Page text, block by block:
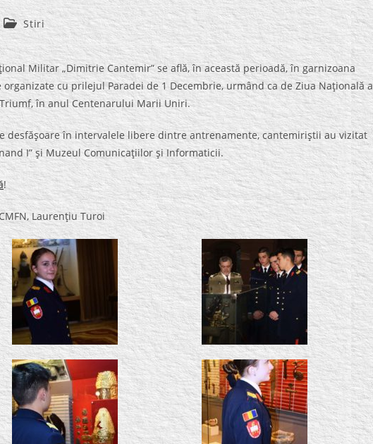
Post
category:
Stiri
Militar „Dimitrie Cantemir” se află, în această perioadă, în garnizoana
cu prilejul Paradei de 1 Decembrie, urmând ca de Ziua Naţională a
în anul Centenarului Marii Uniri.
desfăşoare în intervalele libere dintre antrenamente, cantemiriştii au vizitat
I” şi Muzeul Comunicaţiilor şi Informaticii.
!
Laurenţiu Turoi